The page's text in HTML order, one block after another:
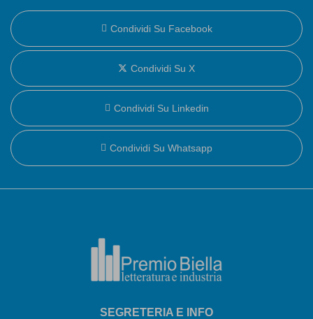
Condividi Su Facebook
Condividi Su X
Condividi Su Linkedin
Condividi Su Whatsapp
SEGRETERIA E INFO